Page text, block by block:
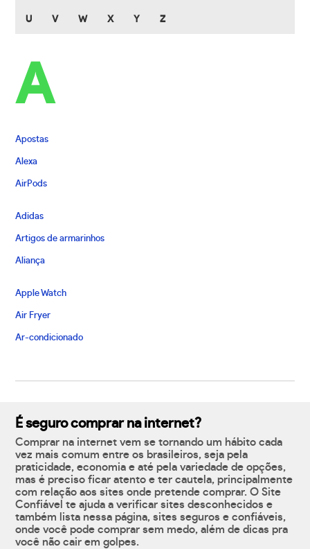
U V W X Y Z
A
Apostas
Alexa
AirPods
Adidas
Artigos de armarinhos
Aliança
Apple Watch
Air Fryer
Ar-condicionado
É seguro comprar na internet?
Comprar na internet vem se tornando um hábito cada
vez mais comum entre os brasileiros, seja pela
praticidade, economia e até pela variedade de opções,
mas é preciso ficar atento e ter cautela, principalmente
com relação aos sites onde pretende comprar. O Site
Confiável te ajuda a verificar sites desconhecidos e
também lista nessa página, sites seguros e confiáveis,
onde você pode comprar sem medo, além de dicas pra
você não cair em golpes.